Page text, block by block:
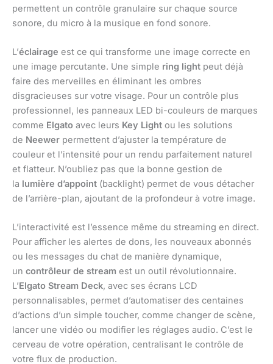
permettent un contrôle granulaire sur chaque source
sonore, du micro à la musique en fond sonore.
L’éclairage est ce qui transforme une image correcte en
une image percutante. Une simple ring light peut déjà
faire des merveilles en éliminant les ombres
disgracieuses sur votre visage. Pour un contrôle plus
professionnel, les panneaux LED bi-couleurs de marques
comme Elgato avec leurs Key Light ou les solutions
de Neewer permettent d’ajuster la température de
couleur et l’intensité pour un rendu parfaitement naturel
et flatteur. N’oubliez pas que la bonne gestion de
la lumière d’appoint (backlight) permet de vous détacher
de l’arrière-plan, ajoutant de la profondeur à votre image.
L’interactivité est l’essence même du streaming en direct.
Pour afficher les alertes de dons, les nouveaux abonnés
ou les messages du chat de manière dynamique,
un contrôleur de stream est un outil révolutionnaire.
L’Elgato Stream Deck, avec ses écrans LCD
personnalisables, permet d’automatiser des centaines
d’actions d’un simple toucher, comme changer de scène,
lancer une vidéo ou modifier les réglages audio. C’est le
cerveau de votre opération, centralisant le contrôle de
votre flux de production.